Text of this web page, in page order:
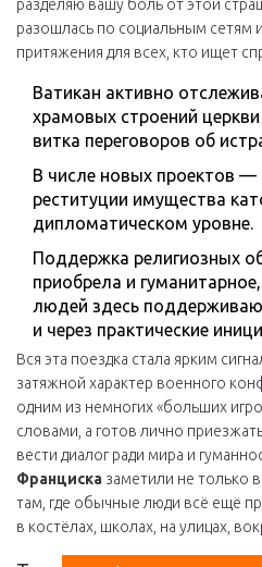
разделяю вашу боль от этой
разошлась по социальным сетям
притяжения для всех, кто ищет
Ватикан активно
храмовых строений
витка переговоров об
В числе новых проектов
реституции имущества
дипломатическом уровне.
Поддержка религиозных
приобрела и
людей здесь
и через практические
Вся эта поездка стала ярким
затяжной характер военного
одним из немногих «больших
словами, а готов лично
вести диалог ради мира и
Франциска заметили не только
там, где обычные люди всё ещё
в костёлах, школах, на улицах,